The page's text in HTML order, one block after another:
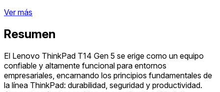
Ver más
Resumen
El Lenovo ThinkPad T14 Gen 5 se erige como un equipo
confiable y altamente funcional para entornos
empresariales, encarnando los principios fundamentales de
la línea ThinkPad: durabilidad, seguridad y productividad.